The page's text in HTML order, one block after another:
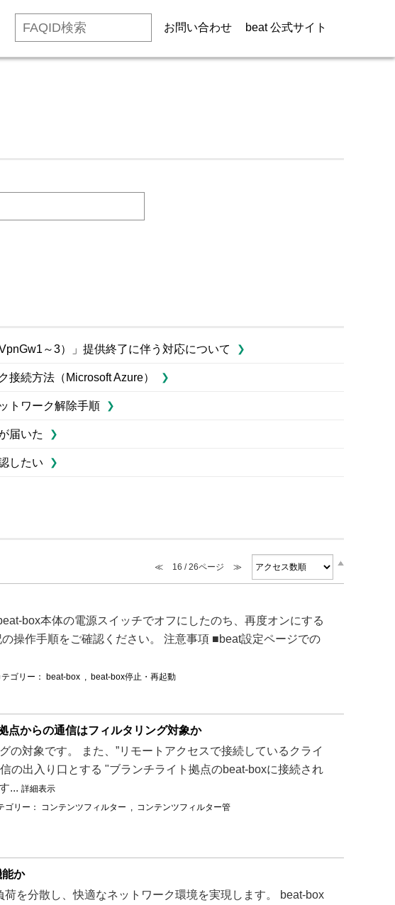
お問い合わせ beat 公式サイト
～3）」提供終了に伴う対応について
接続方法（Microsoft Azure）
トワーク解除手順
届いた
したい
≪ 16 / 26ページ ≫
box本体の電源スイッチでオフにしたのち、再度オンにする
操作手順をご確認ください。 注意事項 ■beat設定ページでの
テゴリー： beat-box , beat-box停止・再起動
点からの通信はフィルタリング対象か
対象です。 また、”リモートアクセスで接続しているクライ
の出入り口とする "ブランチライト拠点のbeat-boxに接続され
... 詳細表示
ゴリー： コンテンツフィルター , コンテンツフィルター管
能か
を分散し、快適なネットワーク環境を実現します。 beat-box